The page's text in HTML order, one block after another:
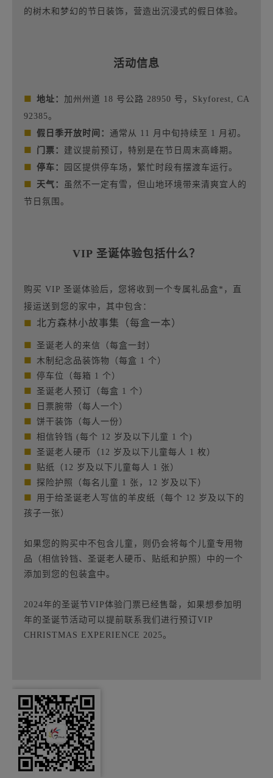
的树木和梦幻的节日装饰，营造出沉浸式的假日体验。
活动信息
■ 地址： 加州州道 18 号公路 28950 号，Skyforest, CA
92385。
■ 假日季开放时间： 通常从 11 月中旬持续至 1 月初。
■ 门票： 建议提前预订，特别是在节日周末高峰期。
■ 停车： 园区提供停车场，繁忙时段有摆渡车运行。
■ 天气：
虽然不一定有雪，但山地环境带来清爽宜人的
节日氛围。
VIP 圣诞体验包括什么？
购买 VIP 圣诞体验后，您将收到一个专属礼品盒*，直
接运送到您的家中，其中包含：
■ 北方森林小故事集（每盒一本）
■ 圣诞老人的来信（每盒一封）
■ 木制纪念品装饰物（每盒 1 个）
■ 停车位（每箱 1 个）
■ 圣诞老人预订（每盒 1 个）
■ 日票腕带（每人一个）
■ 饼干装饰（每人一份）
■ 相信铃铛 (每个 12 岁及以下儿童 1 个)
■ 圣诞老人硬币（12 岁及以下儿童每人 1 枚）
■ 贴纸（12 岁及以下儿童每人 1 张）
■ 探险护照（每名儿童 1 张，12 岁及以下）
■
用于给圣诞老人写信的羊皮纸（每个 12 岁及以下的
孩子一张）
如果您的购买中不包含儿童，则仍会将每个儿童专用物
品（相信铃铛、圣诞老人硬币、贴纸和护照）中的一个
添加到您的包装盒中。
2024年的圣诞节VIP体验门票已经售罄，如果想参加明
年的圣诞节活动可以提前联系我们进行预订VIP
CHRISTMAS EXPERIENCE 2025。